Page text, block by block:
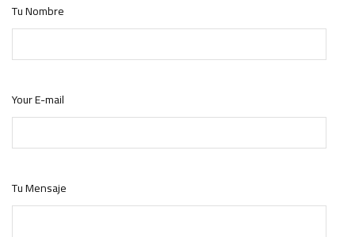
Tu Nombre
Your E-mail
Tu Mensaje